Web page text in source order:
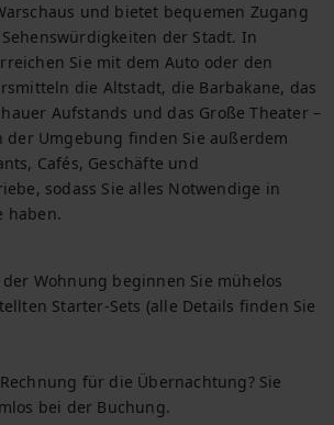
und bietet bequemen Zugang
der Stadt. In
Sie mit dem Auto oder den
die Altstadt, die Barbakane, das
Aufstands und das Große Theater –
der Umgebung finden Sie außerdem
Cafés, Geschäfte und
sodass Sie alles Notwendige in
haben.
Wohnung beginnen Sie mühelos
Starter-Sets (alle Details finden Sie
für die Übernachtung? Sie
bei der Buchung.